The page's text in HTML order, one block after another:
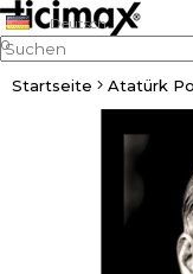
Deutsch
0
Startseite Atatürk